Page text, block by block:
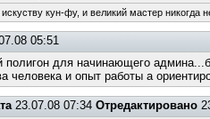
кун-фу, и великий мастер никогда
05:51
полигон для начинающего
и опыт работы а
23.07.08 07:34 Отредактировано